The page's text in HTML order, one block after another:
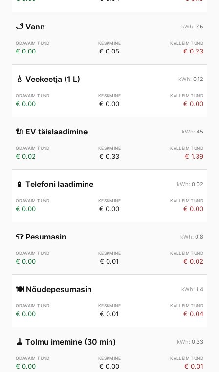
🛁 Vann 7.5
€ 0.00 € 0.05 € 0.23
💧 Veekeetja (1 L) 0.12
€ 0.00 € 0.00 € 0.00
🔌 EV täislaadimine 45
€ 0.02 € 0.33 € 1.39
📱 Telefoni laadimine 0.02
€ 0.00 € 0.00 € 0.00
👕 Pesumasin 0.8
€ 0.00 € 0.01 € 0.02
🍽️ Nõudepesumasin 1.4
€ 0.00 € 0.01 € 0.04
🧹 Tolmu imemine (30 min) 0.33
€ 0.00 € 0.00 € 0.01